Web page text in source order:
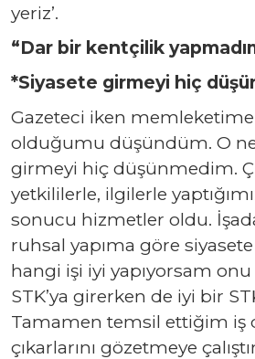
yeriz’.
“Dar bir kentçilik
*Siyasete girmeyi hiç
Gazeteci iken memleketime
olduğumu düşündüm. O
girmeyi hiç düşünmedim.
yetkililerle, ilgilerle
sonucu hizmetler oldu.
ruhsal yapıma göre
hangi işi iyi yapıyorsam
STK’ya girerken de iyi bir
Tamamen temsil ettiğim iş
çıkarlarını gözetmeye